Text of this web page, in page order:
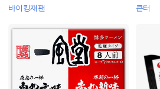
바이킹재팬 큰터